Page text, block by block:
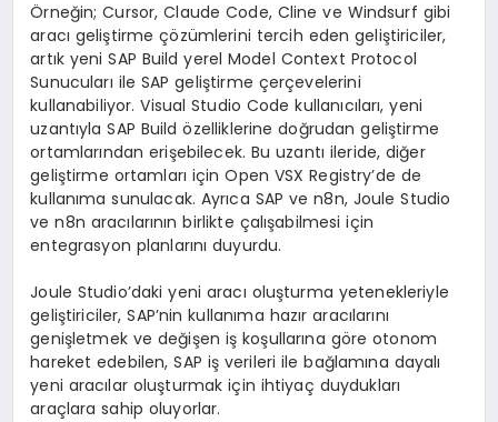
Örneğin; Cursor, Claude Code, Cline ve Windsurf gibi
aracı geliştirme çözümlerini tercih eden geliştiriciler,
artık yeni SAP Build yerel Model Context Protocol
Sunucuları ile SAP geliştirme çerçevelerini
kullanabiliyor. Visual Studio Code kullanıcıları, yeni
uzantıyla SAP Build özelliklerine doğrudan geliştirme
ortamlarından erişebilecek. Bu uzantı ileride, diğer
geliştirme ortamları için Open VSX Registry’de de
kullanıma sunulacak. Ayrıca SAP ve n8n, Joule Studio
ve n8n aracılarının birlikte çalışabilmesi için
entegrasyon planlarını duyurdu.
Joule Studio’daki yeni aracı oluşturma yetenekleriyle
geliştiriciler, SAP’nin kullanıma hazır aracılarını
genişletmek ve değişen iş koşullarına göre otonom
hareket edebilen, SAP iş verileri ile bağlamına dayalı
yeni aracılar oluşturmak için ihtiyaç duydukları
araçlara sahip oluyorlar.